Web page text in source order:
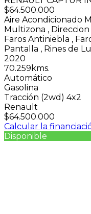
$64.500.000
Aire Acondicionado
Multizona ,
Faros Antiniebla ,
Pantalla , Rines de
2020
70.259kms.
Automático
Gasolina
Tracción (2wd) 4x2
Renault
$64.500.000
Calcular la
Disponible